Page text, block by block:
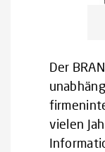
Der
vielen